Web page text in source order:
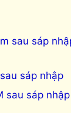
sau sáp
sáp nhập
sau sáp nhập